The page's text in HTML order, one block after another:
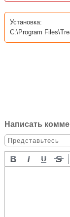
Установка:
C:\Program
Написать